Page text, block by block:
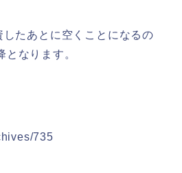
たあとに空くことになるの
なります。
735